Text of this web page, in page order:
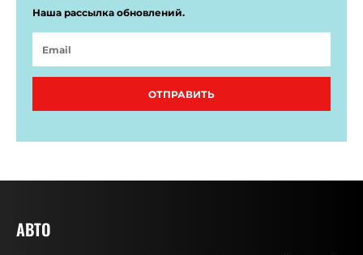
Наша рассылка обновлений.
ОТПРАВИТЬ
АВТО